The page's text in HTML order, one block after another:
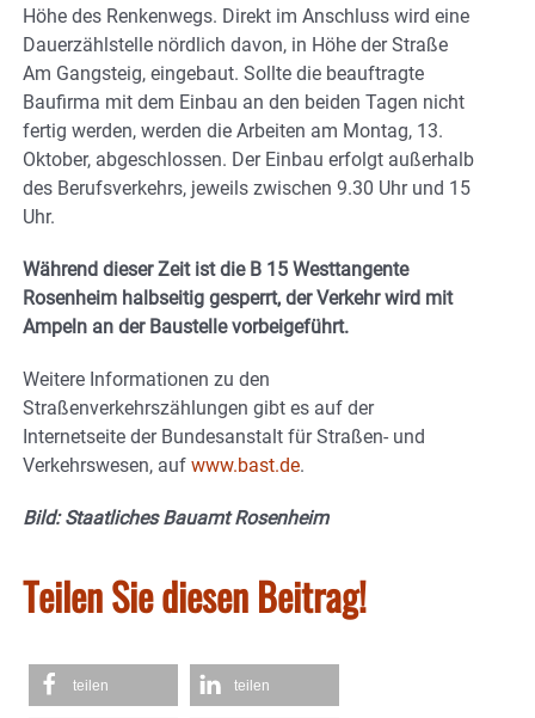
Höhe des Renkenwegs. Direkt im Anschluss wird eine
Dauerzählstelle nördlich davon, in Höhe der Straße
Am Gangsteig, eingebaut. Sollte die beauftragte
Baufirma mit dem Einbau an den beiden Tagen nicht
fertig werden, werden die Arbeiten am Montag, 13.
Oktober, abgeschlossen. Der Einbau erfolgt außerhalb
des Berufsverkehrs, jeweils zwischen 9.30 Uhr und 15
Uhr.
Während dieser Zeit ist die B 15 Westtangente
Rosenheim halbseitig gesperrt, der Verkehr wird mit
Ampeln an der Baustelle vorbeigeführt.
Weitere Informationen zu den
Straßenverkehrszählungen gibt es auf der
Internetseite der Bundesanstalt für Straßen- und
Verkehrswesen, auf www.bast.de.
Bild: Staatliches Bauamt Rosenheim
Teilen Sie diesen Beitrag!
teilen teilen